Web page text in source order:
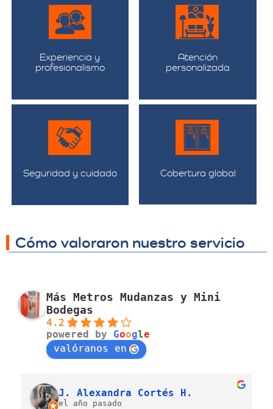
Experiencia y
profesionalismo
Atención
personalizada
Seguridad y cuidado Cobertura global
Cómo valoraron nuestro servicio
Más Metros Mudanzas y Mini
Bodegas
4.2
powered by Google
valóranos en
J. Alexandra Cortés H.
el año pasado